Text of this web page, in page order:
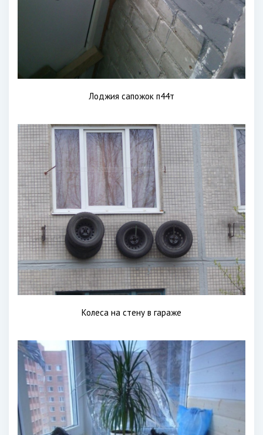
Лоджия сапожок п44т
Колеса на стену в гараже